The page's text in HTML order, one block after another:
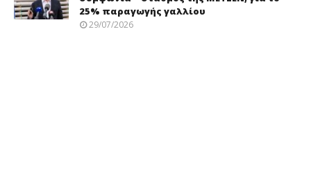
25% παραγωγής γαλλίου
29/07/2026